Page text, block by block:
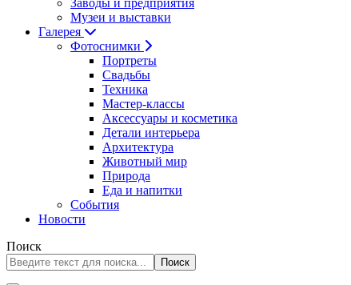
Заводы и предприятия
Музеи и выставки
Галерея
Фотоснимки
Портреты
Свадьбы
Техника
Мастер-классы
Аксессуары и косметика
Детали интерьера
Архитектура
Животный мир
Природа
Еда и напитки
События
Новости
Поиск
Поиск